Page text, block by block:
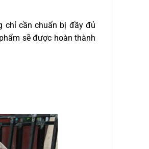
chỉ cần chuẩn bị đầy đủ
sẽ được hoàn thành